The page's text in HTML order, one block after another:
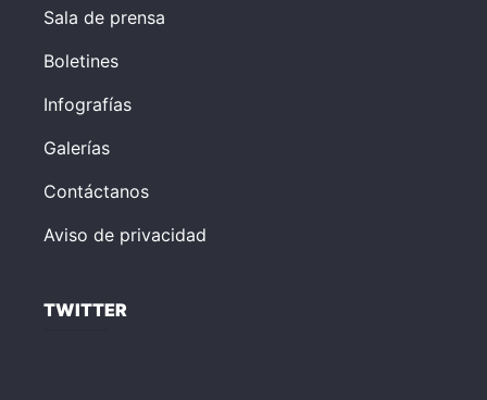
Sala de prensa
Boletines
Infografías
Galerías
Contáctanos
Aviso de privacidad
TWITTER